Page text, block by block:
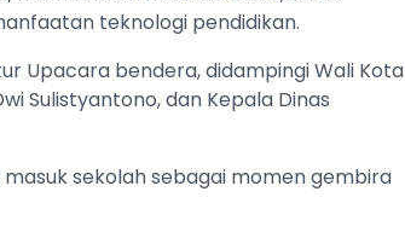
teknologi pendidikan.
Upacara bendera, didampingi Wali Kota
Sulistyantono, dan Kepala Dinas
sekolah sebagai momen gembira